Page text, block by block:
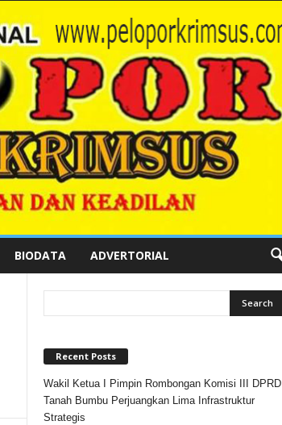
BIODATA ADVERTORIAL
Recent Posts
Wakil Ketua I Pimpin Rombongan Komisi III DPRD
Tanah Bumbu Perjuangkan Lima Infrastruktur
Strategis